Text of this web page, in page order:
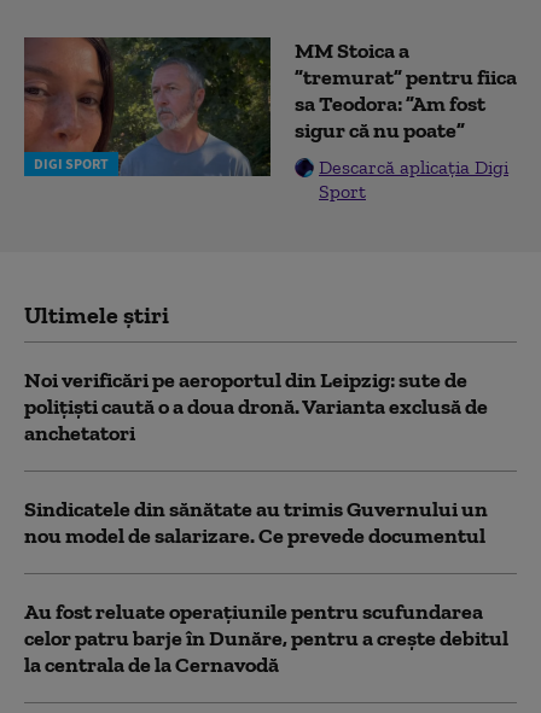
DIGI SPORT
MM Stoica a
”tremurat” pentru fiica
sa Teodora: ”Am fost
sigur că nu poate”
Descarcă aplicația Digi
Sport
Ultimele știri
Noi verificări pe aeroportul din Leipzig: sute de
polițiști caută o a doua dronă. Varianta exclusă de
anchetatori
Sindicatele din sănătate au trimis Guvernului un
nou model de salarizare. Ce prevede documentul
Au fost reluate operațiunile pentru scufundarea
celor patru barje în Dunăre, pentru a crește debitul
la centrala de la Cernavodă